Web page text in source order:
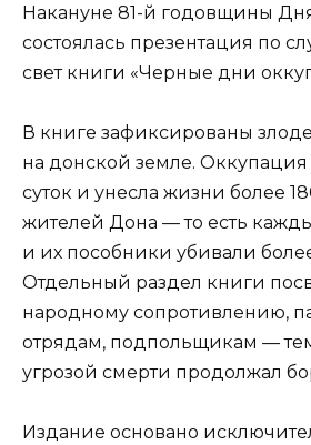
Накануне 81-й годовщины
состоялась презентация по
свет книги «Черные дни
В книге зафиксированы
на донской земле. Оккупация
суток и унесла жизни более
жителей Дона — то есть
и их пособники убивали
Отдельный раздел книги
народному сопротивлению,
отрядам, подпольщикам —
угрозой смерти продолжал
Издание основано